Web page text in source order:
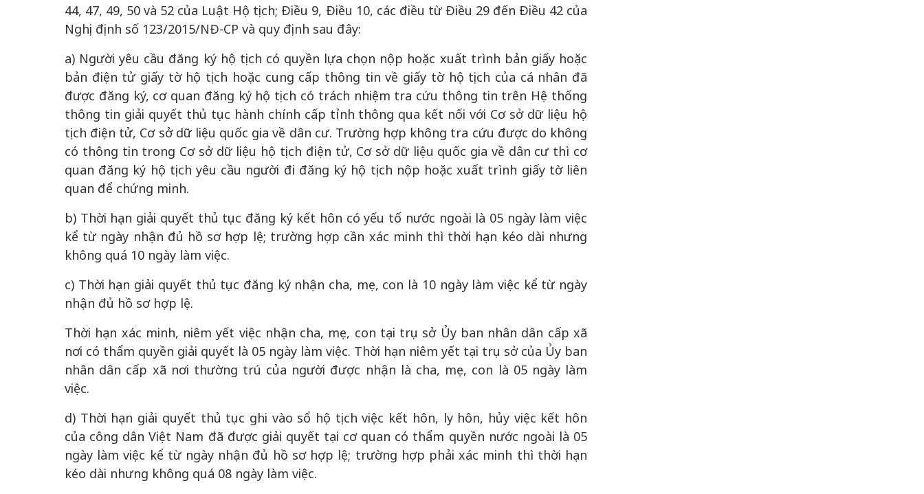
44, 47, 49, 50 và 52 của Luật Hộ tịch; Điều 9, Điều 10, các điều từ Điều 29 đến Điều 42 của
Nghị định số 123/2015/NĐ-CP và quy định sau đây:
a) Người yêu cầu đăng ký hộ tịch có quyền lựa chọn nộp hoặc xuất trình bản giấy hoặc
bản điện tử giấy tờ hộ tịch hoặc cung cấp thông tin về giấy tờ hộ tịch của cá nhân đã
được đăng ký, cơ quan đăng ký hộ tịch có trách nhiệm tra cứu thông tin trên Hệ thống
thông tin giải quyết thủ tục hành chính cấp tỉnh thông qua kết nối với Cơ sở dữ liệu hộ
tịch điện tử, Cơ sở dữ liệu quốc gia về dân cư. Trường hợp không tra cứu được do không
có thông tin trong Cơ sở dữ liệu hộ tịch điện tử, Cơ sở dữ liệu quốc gia về dân cư thì cơ
quan đăng ký hộ tịch yêu cầu người đi đăng ký hộ tịch nộp hoặc xuất trình giấy tờ liên
quan để chứng minh.
b) Thời hạn giải quyết thủ tục đăng ký kết hôn có yếu tố nước ngoài là 05 ngày làm việc
kể từ ngày nhận đủ hồ sơ hợp lệ; trường hợp cần xác minh thì thời hạn kéo dài nhưng
không quá 10 ngày làm việc.
c) Thời hạn giải quyết thủ tục đăng ký nhận cha, mẹ, con là 10 ngày làm việc kể từ ngày
nhận đủ hồ sơ hợp lệ.
Thời hạn xác minh, niêm yết việc nhận cha, mẹ, con tại trụ sở Ủy ban nhân dân cấp xã
nơi có thẩm quyền giải quyết là 05 ngày làm việc. Thời hạn niêm yết tại trụ sở của Ủy ban
nhân dân cấp xã nơi thường trú của người được nhận là cha, mẹ, con là 05 ngày làm
việc.
d) Thời hạn giải quyết thủ tục ghi vào sổ hộ tịch việc kết hôn, ly hôn, hủy việc kết hôn
của công dân Việt Nam đã được giải quyết tại cơ quan có thẩm quyền nước ngoài là 05
ngày làm việc kể từ ngày nhận đủ hồ sơ hợp lệ; trường hợp phải xác minh thì thời hạn
kéo dài nhưng không quá 08 ngày làm việc.